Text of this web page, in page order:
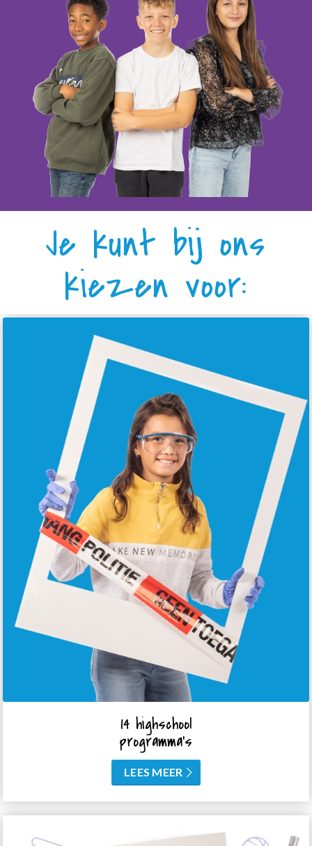
Je kunt bij ons
kiezen voor:
14 highschool
programma’s
LEES MEER